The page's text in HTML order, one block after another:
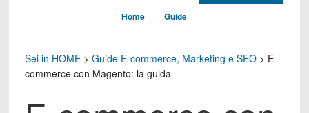
Home Guide
Sei in HOME> Guide E-commerce, Marketing e SEO> E-
commerce con Magento: la guida